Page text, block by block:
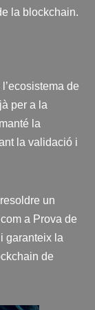
la blockchain.
de
per a la
la
la validació i
un
a Prova de
garanteix la
de